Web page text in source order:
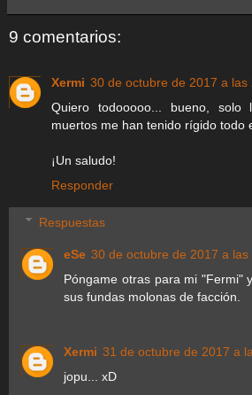
9 comentarios:
Xermi 30 de octubre de 2017 a las
Quiero todooooo... bueno, solo
muertos me han tenido rígido todo
¡Un saludo!
Responder
Respuestas
eSe 30 de octubre de 2017 a las
Póngame otras para mi "Fermi"
sus fundas molonas de facción.
Xermi 31 de octubre de 2017 a
jopu... xD